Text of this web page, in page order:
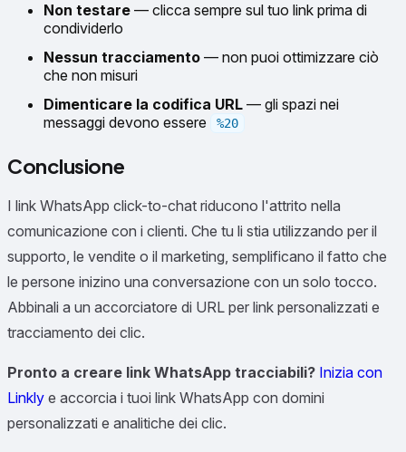
Non testare — clicca sempre sul tuo link prima di
condividerlo
Nessun tracciamento — non puoi ottimizzare ciò
che non misuri
Dimenticare la codifica URL — gli spazi nei
messaggi devono essere
%20
Conclusione
I link WhatsApp click-to-chat riducono l'attrito nella
comunicazione con i clienti. Che tu li stia utilizzando per il
supporto, le vendite o il marketing, semplificano il fatto che
le persone inizino una conversazione con un solo tocco.
Abbinali a un accorciatore di URL per link personalizzati e
tracciamento dei clic.
Pronto a creare link WhatsApp tracciabili? Inizia con
Linkly e accorcia i tuoi link WhatsApp con domini
personalizzati e analitiche dei clic.